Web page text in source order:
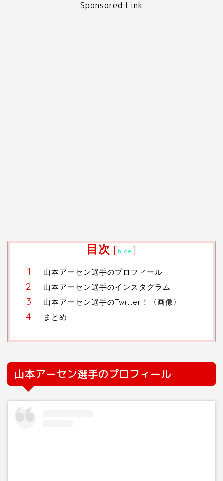
Sponsored Link
目次 [hide]
山本アーセン選手のプロフィール
山本アーセン選手のインスタグラム
山本アーセン選手のTwitter！〈画像〉
まとめ
山本アーセン選手のプロフィール